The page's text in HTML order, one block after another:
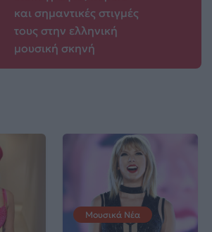
και σημαντικές στιγμές
τους στην ελληνική
μουσική σκηνή
Μουσικά Νέα